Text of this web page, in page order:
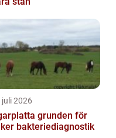
juli 2026
grunden för
bakteriediagnostik